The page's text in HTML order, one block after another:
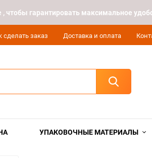
, чтобы гарантировать максимальное
сделать заказ Доставка и оплата
УПАКОВОЧНЫЕ МАТЕРИАЛЫ